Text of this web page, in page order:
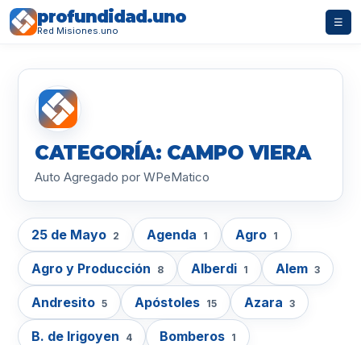
profundidad.uno
Red Misiones.uno
☰
CATEGORÍA: CAMPO VIERA
Auto Agregado por WPeMatico
25 de Mayo 2 Agenda 1 Agro 1
Agro y Producción 8 Alberdi 1 Alem 3
Andresito 5 Apóstoles 15 Azara 3
B. de Irigoyen 4 Bomberos 1